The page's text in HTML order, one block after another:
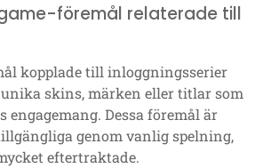
föremål relaterade till
kopplade till inloggningsserier
skins, märken eller titlar som
engagemang. Dessa föremål är
genom vanlig spelning,
eftertraktade.